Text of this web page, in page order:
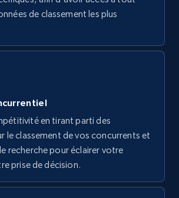
Sku, Currency, Gtin,
Image urls, Top reviews, and
- Find new products by
category URL
Sku, Currency, Gtin,
Image urls, Top reviews, and
de classement les plus
en tirant parti des
le classement de vos concurrents et
recherche pour éclairer votre
prise de décision.